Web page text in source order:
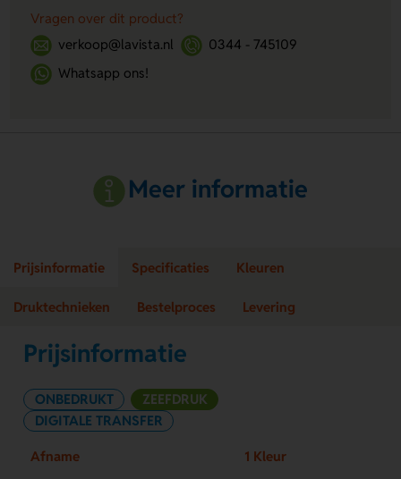
Vragen over dit product?
verkoop@lavista.nl
0344 - 745109
Whatsapp ons!
Meer informatie
Prijsinformatie Specificaties Kleuren
Druktechnieken Bestelproces Levering
Prijsinformatie
ONBEDRUKT
ZEEFDRUK
DIGITALE TRANSFER
Afname 1 Kleur